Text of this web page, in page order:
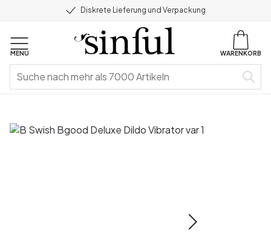
Diskrete Lieferung und Verpackung
MENU WARENKORB